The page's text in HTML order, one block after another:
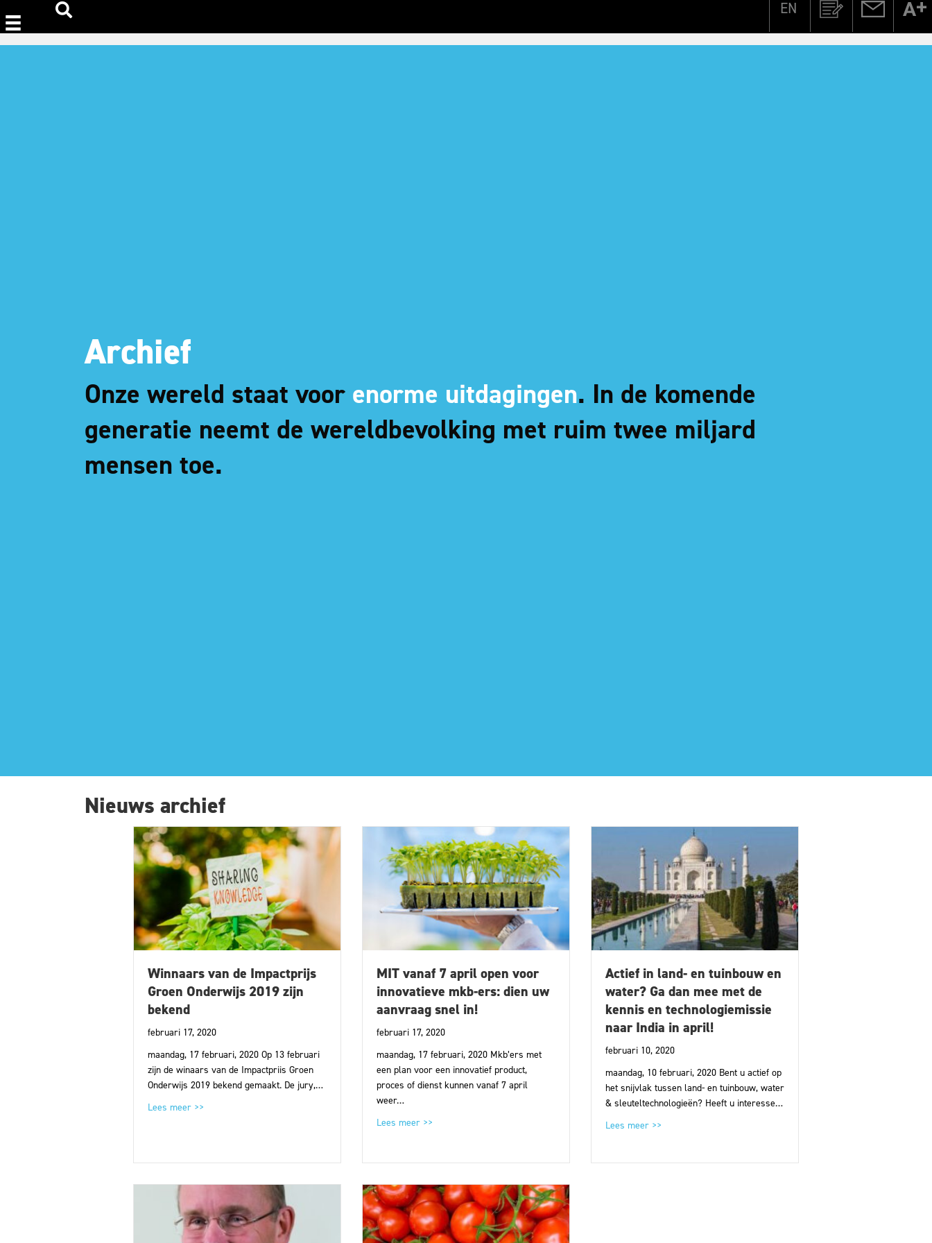
EN
Archief
Onze wereld staat voor enorme uitdagingen. In de komende
generatie neemt de wereldbevolking met ruim twee miljard
mensen toe.
Nieuws archief
Winnaars van de Impactprijs
Groen Onderwijs 2019 zijn
bekend
februari 17, 2020
maandag, 17 februari, 2020 Op 13 februari
zijn de winaars van de Impactpriis Groen
Onderwijs 2019 bekend gemaakt. De jury,…
Lees meer >> about Winnaars van de Impactprijs Groen Onderwijs 2019 zijn bekend
MIT vanaf 7 april open voor
innovatieve mkb-ers: dien uw
aanvraag snel in!
februari 17, 2020
maandag, 17 februari, 2020 Mkb’ers met
een plan voor een innovatief product,
proces of dienst kunnen vanaf 7 april
weer…
Lees meer >> about MIT vanaf 7 april open voor innovatieve mkb-ers: dien uw aanvraag snel in!
Actief in land- en tuinbouw en
water? Ga dan mee met de
kennis en technologiemissie
naar India in april!
februari 10, 2020
maandag, 10 februari, 2020 Bent u actief op
het snijvlak tussen land- en tuinbouw, water
& sleuteltechnologieën? Heeft u interesse…
Lees meer >>